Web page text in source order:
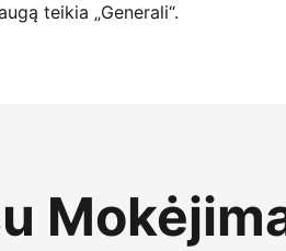
teikia „Generali“.